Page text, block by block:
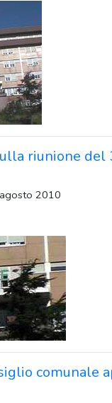
riunione del
2010
comunale